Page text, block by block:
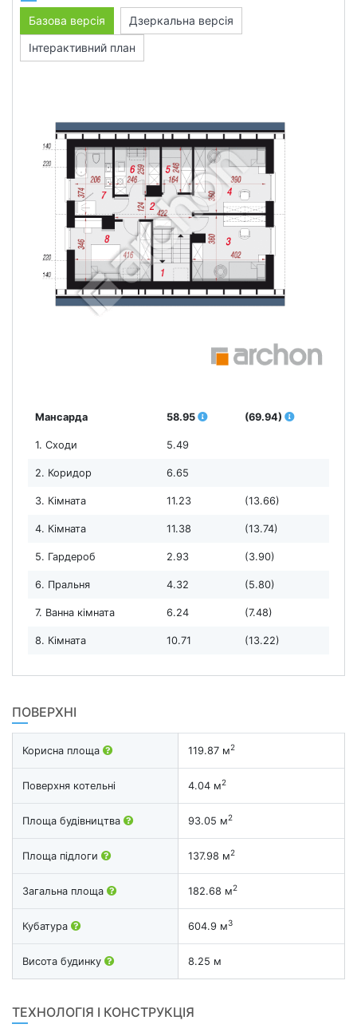
Базова версія
Дзеркальна версія
Інтерактивний план
Мансарда 58.95 (69.94)
1. Сходи 5.49
2. Коридор 6.65
3. Кімната 11.23 (13.66)
4. Кімната 11.38 (13.74)
5. Гардероб 2.93 (3.90)
6. Пральня 4.32 (5.80)
7. Ванна кімната 6.24 (7.48)
8. Кімната 10.71 (13.22)
ПОВЕРХНІ
Корисна площа 119.87 м2
Поверхня котельні 4.04 м2
Площа будівництва 93.05 м2
Площа підлоги 137.98 м2
Загальна площа 182.68 м2
Кубатура 604.9 м3
Висота будинку 8.25 м
ТЕХНОЛОГІЯ І КОНСТРУКЦІЯ